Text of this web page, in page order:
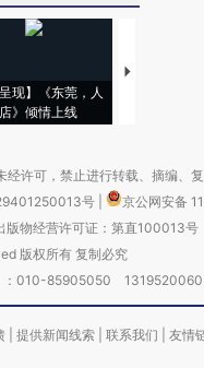
呈现】《东莞，人
》倾情上线
【推广】走
许可，禁止进行转载、摘编、
号
京公网安备
版物经营许可证：第直100013号
版权所有 复制必究
：010-85905050
提供新闻线索 联系我们 友情